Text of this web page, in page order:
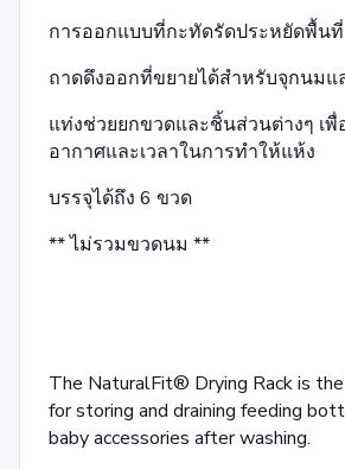
การออกแบบที่กะทัดรัดประหยัดพื้นที่
ถาดดึงออกที่ขยายได้สำหรับจุกนมแ
แท่งช่วยยกขวดและชิ้นส่วนต่างๆ เพื่
อากาศและเวลาในการทำให้แห้ง
บรรจุได้ถึง 6 ขวด
** ไม่รวมขวดนม **
The NaturalFit® Drying Rack is
for storing and draining feeding
baby accessories after washing.